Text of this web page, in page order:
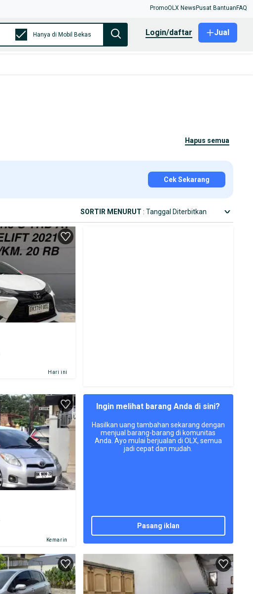
PromoOLX News Pusat Bantuan FAQ
Hanya di Mobil Bekas login/daftar Jual
hapus semua
Cek Sekarang
SORTIR MENURUT : Tanggal Diterbitkan
Hari ini
Kemarin
Ingin melihat barang Anda di sini?
Hasilkan uang tambahan sekarang dengan
menjual barang-barang di komunitas
Anda. Ayo mulai berjualan di OLX, semua
jadi cepat dan mudah.
pasang iklan